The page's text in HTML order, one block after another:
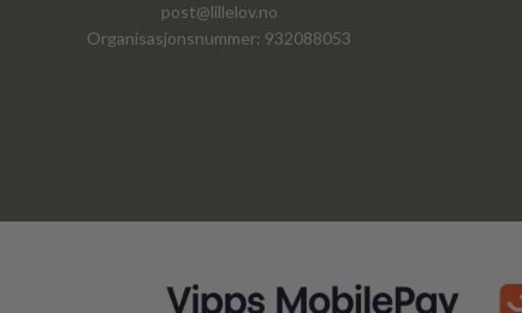
post@lillelov.no
Organisasjonsnummer: 932088053